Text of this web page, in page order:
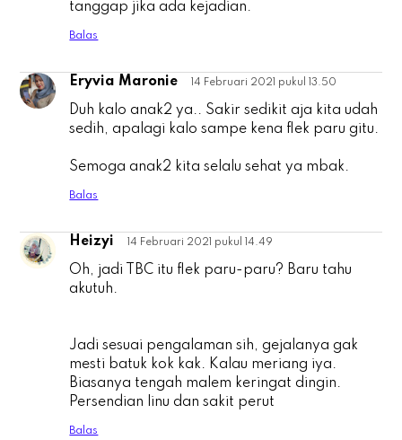
tanggap jika ada kejadian.
Balas
E Eryvia Maronie 14 Februari 2021 pukul 13.50
Duh kalo anak2 ya.. Sakir sedikit aja kita udah
sedih, apalagi kalo sampe kena flek paru gitu.
Semoga anak2 kita selalu sehat ya mbak.
Balas
H Heizyi 14 Februari 2021 pukul 14.49
Oh, jadi TBC itu flek paru-paru? Baru tahu
akutuh.
Jadi sesuai pengalaman sih, gejalanya gak
mesti batuk kok kak. Kalau meriang iya.
Biasanya tengah malem keringat dingin.
Persendian linu dan sakit perut
Balas